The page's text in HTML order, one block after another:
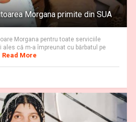
Morgana primite din SUA
Morgana pentru toate serviciile
că m-a împreunat cu bărbatul pe
Read More